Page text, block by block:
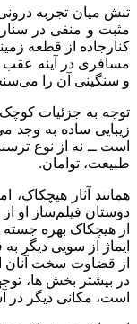
تنش میان تجربه
مثبت و منفی در
کنارجاده از قطعه
مسافری در آینه
و سنگینی آن را
توجه به جزئیات
زیبایی ساده به وجد
است ــ نه از نوع
طبیعت، توامان.
همانند آثار
از هیچکاک بهره
از قضاوت سخت آنان
در بیشتر بخش ها،
است، مکانی دیگر در